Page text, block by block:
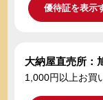
優待証を表示
大納屋直売所：
1,000円以上お買